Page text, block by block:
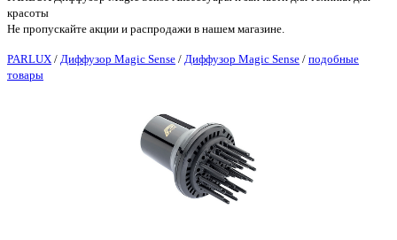
красоты
Не пропускайте акции и распродажи в нашем магазине.
PARLUX / Диффузор Magic Sense / Диффузор Magic Sense / подобные
товары